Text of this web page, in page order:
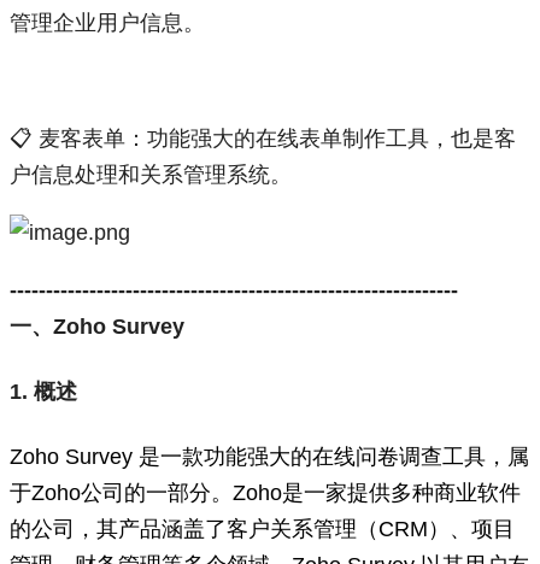
管理企业用户信息。
📋 麦客表单：功能强大的在线表单制作工具，也是客
户信息处理和关系管理系统。
--------------------------------------------------------------
一、Zoho Survey
1. 概述
Zoho Survey 是一款功能强大的在线问卷调查工具 ，属
于Zoho公司的一部分。Zoho是一家提供多种商业软件
的公司，其产品涵盖了客户关系管理（CRM）、项目